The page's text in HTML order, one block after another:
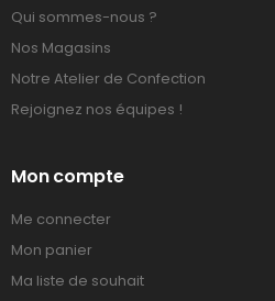
Qui sommes-nous ?
Nos Magasins
Notre Atelier de Confection
Rejoignez nos équipes !
Mon compte
Me connecter
Mon panier
Ma liste de souhait